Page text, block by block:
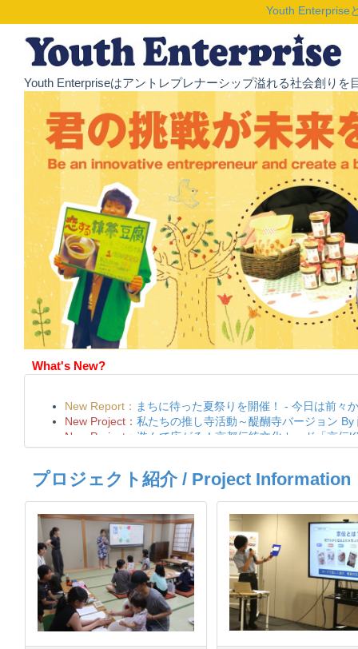
Youth Enterprise
Youth Enterpriseはアントレプレナーシップ溢れる社会創り
What's New?
プロジェクト紹介 / Project Information